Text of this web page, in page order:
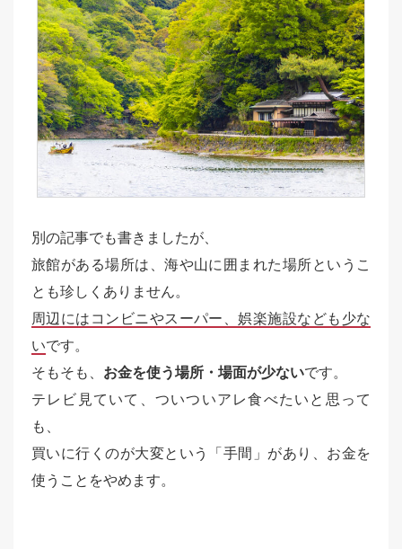
別の記事でも書きましたが、
旅館がある場所は、海や山に囲まれた場所というこ
とも珍しくありません。
周辺にはコンビニやスーパー、娯楽施設なども少な
いです。
そもそも、 お金を使う場所・場面が少ないです。
テレビ見ていて、ついついアレ食べたいと思って
も、
買いに行くのが大変という「手間」があり、お金を
使うことをやめます。